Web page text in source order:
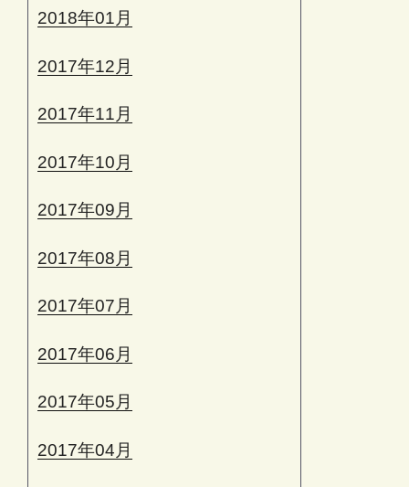
2018年01月
2017年12月
2017年11月
2017年10月
2017年09月
2017年08月
2017年07月
2017年06月
2017年05月
2017年04月